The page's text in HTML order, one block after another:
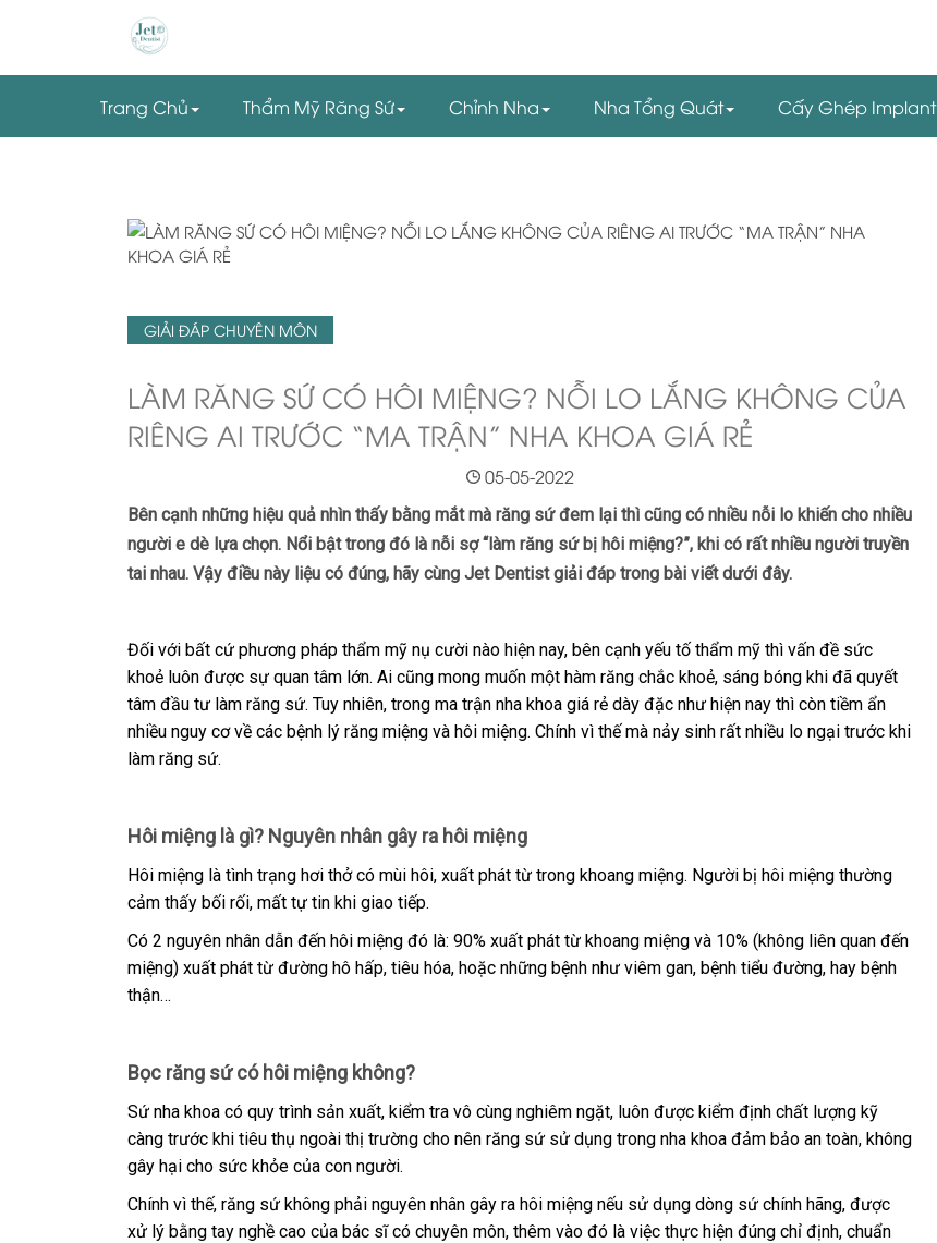
Trang Chủ Thẩm Mỹ Răng Sứ Chỉnh Nha Nha Tổng Quát Cấy Ghép Implant
GIẢI ĐÁP CHUYÊN MÔN
LÀM RĂNG SỨ CÓ HÔI MIỆNG? NỖI LO LẮNG KHÔNG CỦA
RIÊNG AI TRƯỚC “MA TRẬN” NHA KHOA GIÁ RẺ
05-05-2022
Bên cạnh những hiệu quả nhìn thấy bằng mắt mà răng sứ đem lại thì cũng có nhiều nỗi lo khiến cho nhiều
người e dè lựa chọn. Nổi bật trong đó là nỗi sợ “làm răng sứ bị hôi miệng?”, khi có rất nhiều người truyền
tai nhau. Vậy điều này liệu có đúng, hãy cùng Jet Dentist giải đáp trong bài viết dưới đây.
Đối với bất cứ phương pháp thẩm mỹ nụ cười nào hiện nay, bên cạnh yếu tố thẩm mỹ thì vấn đề sức
khoẻ luôn được sự quan tâm lớn. Ai cũng mong muốn một hàm răng chắc khoẻ, sáng bóng khi đã quyết
tâm đầu tư làm răng sứ. Tuy nhiên, trong ma trận nha khoa giá rẻ dày đặc như hiện nay thì còn tiềm ẩn
nhiều nguy cơ về các bệnh lý răng miệng và hôi miệng. Chính vì thế mà nảy sinh rất nhiều lo ngại trước khi
làm răng sứ.
Hôi miệng là gì? Nguyên nhân gây ra hôi miệng
Hôi miệng là tình trạng hơi thở có mùi hôi, xuất phát từ trong khoang miệng. Người bị hôi miệng thường
cảm thấy bối rối, mất tự tin khi giao tiếp.
Có 2 nguyên nhân dẫn đến hôi miệng đó là: 90% xuất phát từ khoang miệng và 10% (không liên quan đến
miệng) xuất phát từ đường hô hấp, tiêu hóa, hoặc những bệnh như viêm gan, bệnh tiểu đường, hay bệnh
thận…
Bọc răng sứ có hôi miệng không?
Sứ nha khoa có quy trình sản xuất, kiểm tra vô cùng nghiêm ngặt, luôn được kiểm định chất lượng kỹ
càng trước khi tiêu thụ ngoài thị trường cho nên răng sứ sử dụng trong nha khoa đảm bảo an toàn, không
gây hại cho sức khỏe của con người.
Chính vì thế, răng sứ không phải nguyên nhân gây ra hôi miệng nếu sử dụng dòng sứ chính hãng, được
xử lý bằng tay nghề cao của bác sĩ có chuyên môn, thêm vào đó là việc thực hiện đúng chỉ định, chuẩn